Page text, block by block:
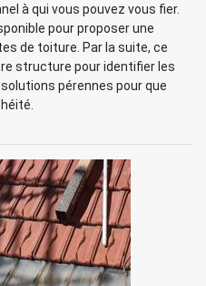
à qui vous pouvez vous fier.
pour proposer une
de toiture. Par la suite, ce
structure pour identifier les
pérennes pour que